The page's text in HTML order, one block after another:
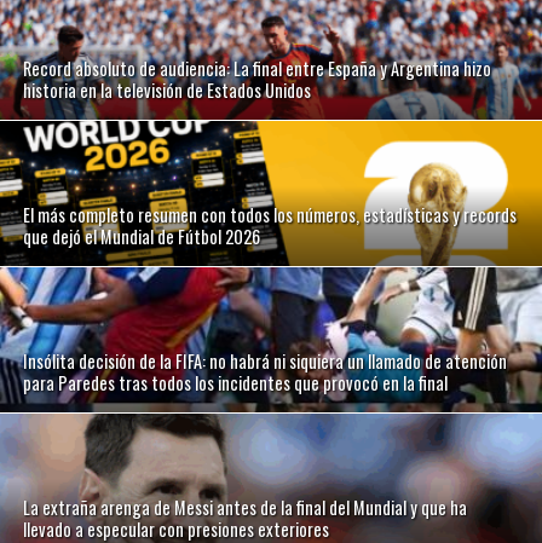
Record absoluto de audiencia: La final entre España y Argentina hizo
historia en la televisión de Estados Unidos
El más completo resumen con todos los números, estadísticas y records
que dejó el Mundial de Fútbol 2026
Insólita decisión de la FIFA: no habrá ni siquiera un llamado de atención
para Paredes tras todos los incidentes que provocó en la final
La extraña arenga de Messi antes de la final del Mundial y que ha
llevado a especular con presiones exteriores